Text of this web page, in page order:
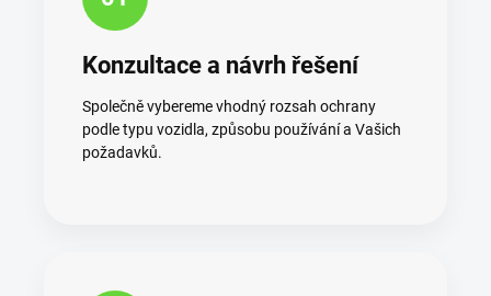
Konzultace a návrh řešení
Společně vybereme vhodný rozsah ochrany
podle typu vozidla, způsobu používání a Vašich
požadavků.